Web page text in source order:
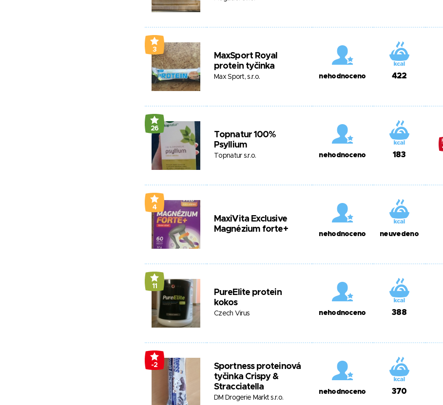
3
MaxSport Royal
protein tyčinka
Max Sport, s.r.o. nehodnoceno 422
26
Topnatur 100%
Psyllium
Topnatur s.r.o. nehodnoceno 183
4
MaxiVita Exclusive
Magnézium forte+
nehodnoceno neuvedeno
11
PureElite protein
kokos
Czech Virus nehodnoceno 388
-2
Sportness proteinová
tyčinka Crispy &
Stracciatella
DM Drogerie Markt s.r.o.
nehodnoceno 370